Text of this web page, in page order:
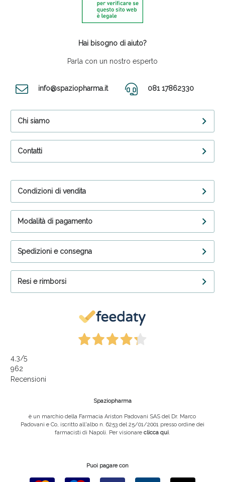
Hai bisogno di aiuto?
Parla con un nostro esperto
info@spaziopharma.it 081 17862330
Chi siamo
Contatti
Condizioni di vendita
Modalità di pagamento
Spedizioni e consegna
Resi e rimborsi
4,3/5
962
Recensioni
Spaziopharma
è un marchio della Farmacia Ariston Padovani SAS del Dr. Marco
Padovani e Co, iscritto all'albo n. 6253 del 25/01/2001 presso ordine dei
farmacisti di Napoli. Per visionare clicca qui.
Puoi pagare con